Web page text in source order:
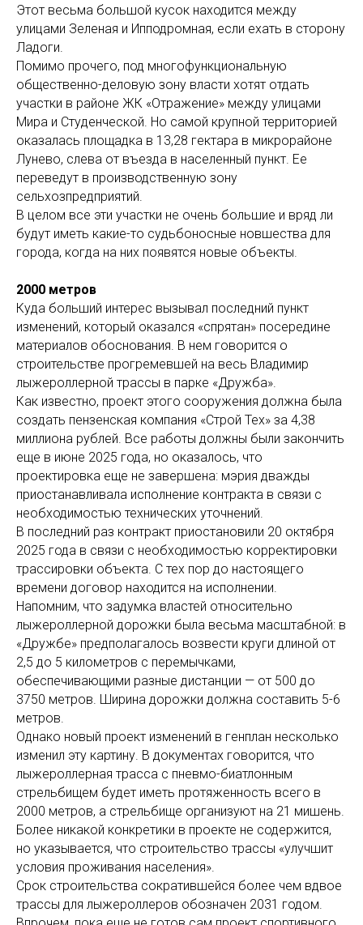
Этот весьма большой кусок находится между
улицами Зеленая и Ипподромная, если ехать в сторону
Ладоги.
Помимо прочего, под многофункциональную
общественно-деловую зону власти хотят отдать
участки в районе ЖК «Отражение» между улицами
Мира и Студенческой. Но самой крупной территорией
оказалась площадка в 13,28 гектара в микрорайоне
Лунево, слева от въезда в населенный пункт. Ее
переведут в производственную зону
сельхозпредприятий.
В целом все эти участки не очень большие и вряд ли
будут иметь какие-то судьбоносные новшества для
города, когда на них появятся новые объекты.
2000 метров
Куда больший интерес вызывал последний пункт
изменений, который оказался «спрятан» посередине
материалов обоснования. В нем говорится о
строительстве прогремевшей на весь Владимир
лыжероллерной трассы в парке «Дружба».
Как известно, проект этого сооружения должна была
создать пензенская компания «Строй Тех» за 4,38
миллиона рублей. Все работы должны были закончить
еще в июне 2025 года, но оказалось, что
проектировка еще не завершена: мэрия дважды
приостанавливала исполнение контракта в связи с
необходимостью технических уточнений.
В последний раз контракт приостановили 20 октября
2025 года в связи с необходимостью корректировки
трассировки объекта. С тех пор до настоящего
времени договор находится на исполнении.
Напомним, что задумка властей относительно
лыжероллерной дорожки была весьма масштабной: в
«Дружбе» предполагалось возвести круги длиной от
2,5 до 5 километров с перемычками,
обеспечивающими разные дистанции — от 500 до
3750 метров. Ширина дорожки должна составить 5-6
метров.
Однако новый проект изменений в генплан несколько
изменил эту картину. В документах говорится, что
лыжероллерная трасса с пневмо-биатлонным
стрельбищем будет иметь протяженность всего в
2000 метров, а стрельбище организуют на 21 мишень.
Более никакой конкретики в проекте не содержится,
но указывается, что строительство трассы «улучшит
условия проживания населения».
Срок строительства сократившейся более чем вдвое
трассы для лыжероллеров обозначен 2031 годом.